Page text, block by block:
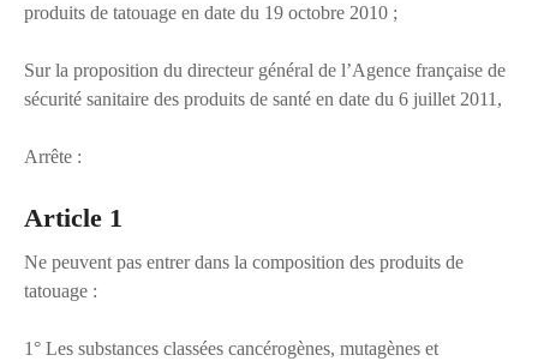
produits de tatouage en date du 19 octobre 2010 ;
Sur la proposition du directeur général de l’Agence française de
sécurité sanitaire des produits de santé en date du 6 juillet 2011,
Arrête :
Article 1
Ne peuvent pas entrer dans la composition des produits de
tatouage :
1° Les substances classées cancérogènes, mutagènes et